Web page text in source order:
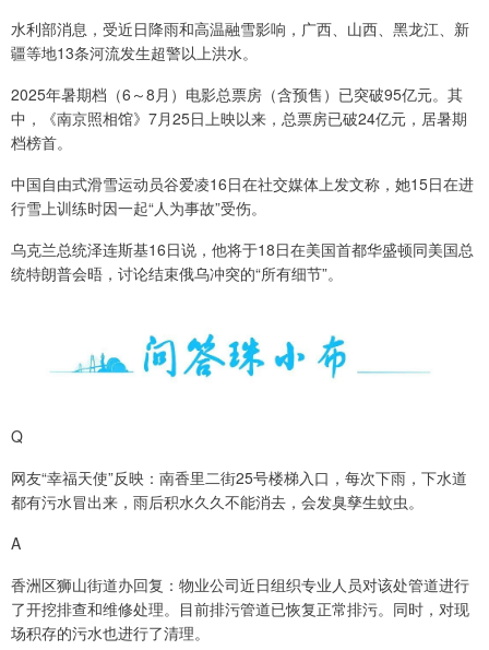
水利部消息，受近日降雨和高温融雪影响，广西、山西、黑龙江、新
疆等地13条河流发生超警以上洪水。
2025年暑期档（6～8月）电影总票房（含预售）已突破95亿元。其
中，《南京照相馆》7月25日上映以来，总票房已破24亿元，居暑期
档榜首。
中国自由式滑雪运动员谷爱凌16日在社交媒体上发文称，她15日在进
行雪上训练时因一起“人为事故”受伤。
乌克兰总统泽连斯基16日说，他将于18日在美国首都华盛顿同美国总
统特朗普会晤，讨论结束俄乌冲突的“所有细节”。
Q
网友“幸福天使”反映：南香里二街25号楼梯入口，每次下雨，下水道
都有污水冒出来，雨后积水久久不能消去，会发臭孳生蚊虫。
A
香洲区狮山街道办回复：物业公司近日组织专业人员对该处管道进行
了开挖排查和维修处理。目前排污管道已恢复正常排污。同时，对现
场积存的污水也进行了清理。